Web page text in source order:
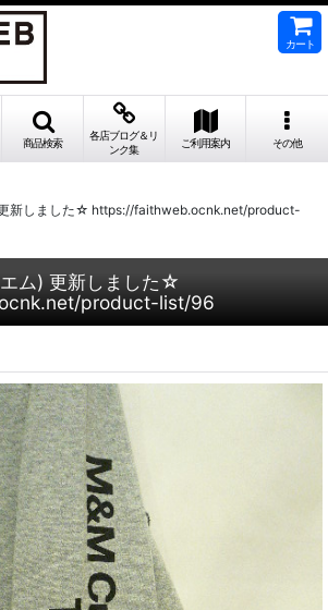
カート
商品検索
各店ブログ＆リ
ンク集
ご利用案内 その他
新しました☆ https://faithweb.ocnk.net/product-
ム) 更新しました☆
product-list/96